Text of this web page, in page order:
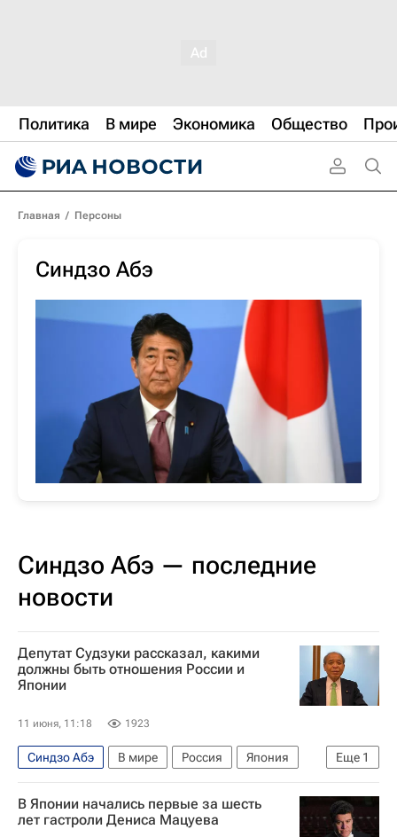
Политика В мире Экономика Общество
Главная / Персоны
Синдзо Абэ
Синдзо Абэ — последние
новости
Депутат Судзуки рассказал, какими
должны быть отношения России и
Японии
11 июня, 11:18 1923
Еще 1
Синдзо Абэ В мире Россия
Япония
Мунэо Судзуки
В Японии начались первые за шесть
лет гастроли Дениса Мацуева